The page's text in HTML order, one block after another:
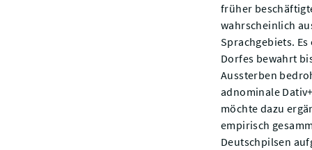
früher
wahrscheinlich
Sprachgebiets.
Dorfes bewahrt
Aussterben
adnominale
möchte dazu
empirisch
Deutschpilsen